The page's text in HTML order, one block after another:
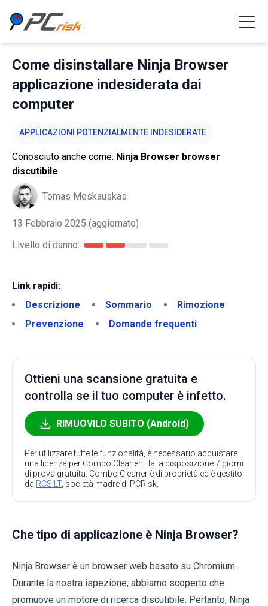
Come disinstallare Ninja Browser
applicazione indesiderata dai
computer
APPLICAZIONI POTENZIALMENTE INDESIDERATE
Conosciuto anche come: Ninja Browser browser
discutibile
Tomas Meskauskas
13 Febbraio 2025 (aggiornato)
Livello di danno:
Link rapidi:
Descrizione
Sommario
Rimozione
Prevenzione
Domande frequenti
Ottieni una scansione gratuita e
controlla se il tuo computer è infetto.
RIMUOVILO SUBITO (Android)
Per utilizzare tutte le funzionalità, è necessario acquistare
una licenza per Combo Cleaner. Hai a disposizione 7 giorni
di prova gratuita. Combo Cleaner è di proprietà ed è gestito
da RCS LT, società madre di PCRisk.
Che tipo di applicazione è Ninja Browser?
Ninja Browser è un browser web basato su Chromium.
Durante la nostra ispezione, abbiamo scoperto che
promuove un motore di ricerca discutibile. Pertanto, Ninja